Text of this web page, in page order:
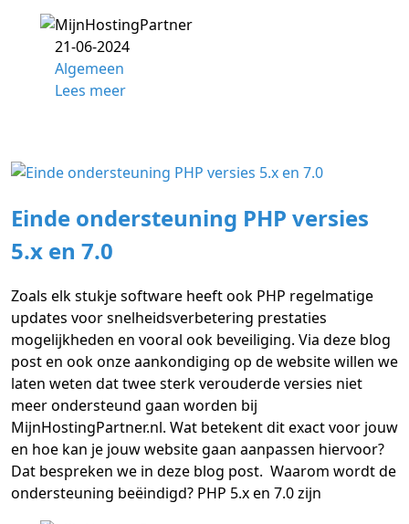
21-06-2024
Algemeen
Lees meer
Einde ondersteuning PHP versies
5.x en 7.0
Zoals elk stukje software heeft ook PHP regelmatige
updates voor snelheidsverbetering prestaties
mogelijkheden en vooral ook beveiliging. Via deze blog
post en ook onze aankondiging op de website willen we
laten weten dat twee sterk verouderde versies niet
meer ondersteund gaan worden bij
MijnHostingPartner.nl. Wat betekent dit exact voor jouw
en hoe kan je jouw website gaan aanpassen hiervoor?
Dat bespreken we in deze blog post. Waarom wordt de
ondersteuning beëindigd? PHP 5.x en 7.0 zijn